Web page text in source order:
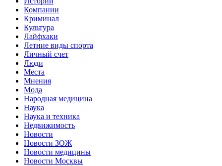
Компании
Криминал
Культура
Лайфхаки
Летние виды спорта
Личный счет
Люди
Места
Мнения
Мода
Народная медицина
Наука
Наука и техника
Недвижимость
Новости
Новости ЗОЖ
Новости медицины
Новости Москвы